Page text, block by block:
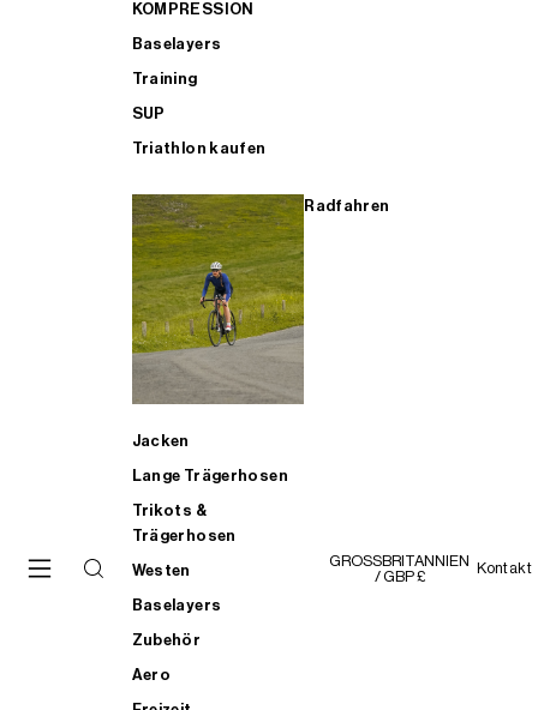
KOMPRESSION
Baselayers
Training
SUP
Triathlon kaufen
Radfahren
Jacken
Lange Trägerhosen
Trikots &
Trägerhosen
Westen
Baselayers
Zubehör
Aero
GROSSBRITANNIEN
/ GBP £
Kontakt